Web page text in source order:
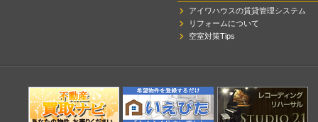
アイワハウスの賃貸管理システム
リフォームについて
空室対策Tips